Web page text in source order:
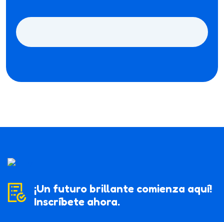
¡Un futuro brillante comienza aquí!
Inscríbete ahora.